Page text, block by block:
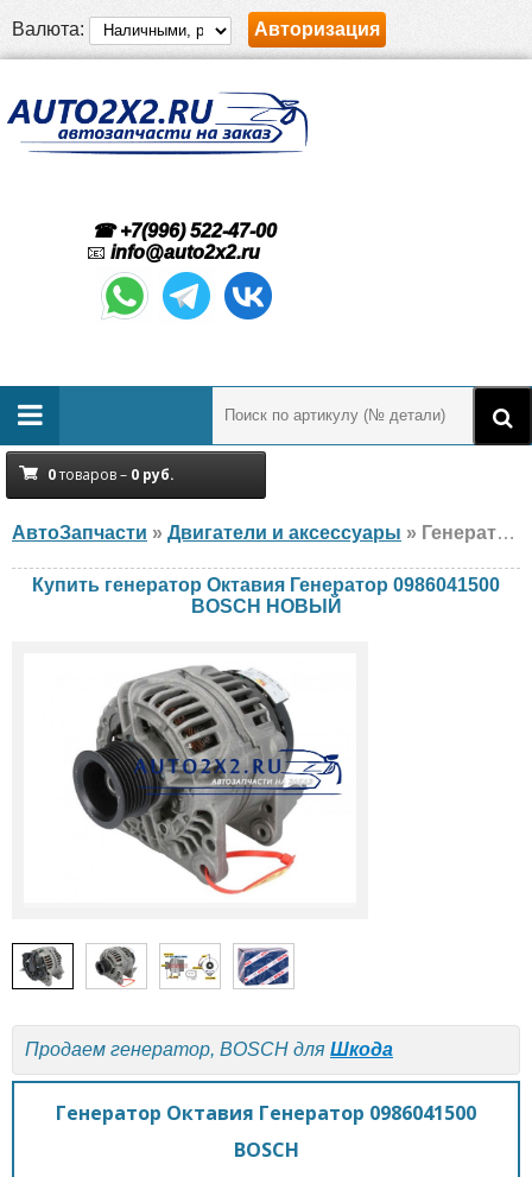
Валюта: Авторизация
☎ +7(996) 522-47-00
📧 info@auto2x2.ru
0товаров – 0 руб.
АвтоЗапчасти » Двигатели и аксессуары » Генератор BOSCH Октавия Генератор 0986041500 Шкода, НОВЫЙ
Купить генератор Октавия Генератор 0986041500
BOSCH НОВЫЙ
Продаем генератор, BOSCH для Шкода
Генератор Октавия Генератор 0986041500
BOSCH